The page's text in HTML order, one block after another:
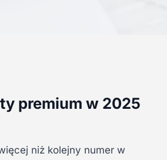
premium w 2025
niż kolejny numer w